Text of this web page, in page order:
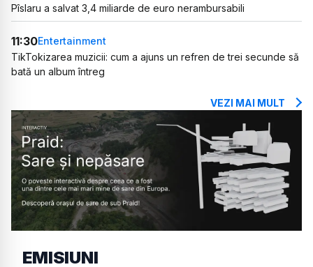
Pîslaru a salvat 3,4 miliarde de euro nerambursabili
11:30Entertainment
TikTokizarea muzicii: cum a ajuns un refren de trei secunde să
bată un album întreg
VEZI MAI MULT
EMISIUNI